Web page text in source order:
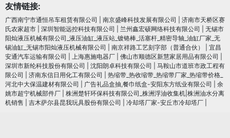
友情链接:
广西南宁市通恒吊车租赁有限公司 南京盛峰科技发展有限公司
济南市天桥区赛
氏农家超市
深圳智能远控科技有限公司 兰州鑫宏硕网络科技有限公司
无锡市
阳灿液压机械有限公司_液压油缸_液压站_镀铬棒_活塞杆_精密导轴_油缸厂家_无
锡油缸_无锡市阳灿液压机械有限公司
南京祥路工艺刻字部（普通合伙）
宜昌
安通汽车运输有限公司
上海惠施电器厂 佛山市顺德区新慧家居用品有限公司
深圳市新纶科技股份有限公司
沈阳朗卓科技有限公司
马鞍山市道班市政工程有
限公司
济南东信日用化工有限公司
热缩带_热收缩带_热缩带厂家_热缩带价格_
河北中大保温建材有限公司
广告礼品盒抽,餐巾纸盒-安阳东方纸业有限公司
余
姚市超宁机械部件厂
株洲楚轩环保科技有限公司_株洲浮油收集机|株洲油水分离
机销售
吉木萨尔县昆我玩具股份有限公司 冷却塔厂家-安丘市冷却塔厂